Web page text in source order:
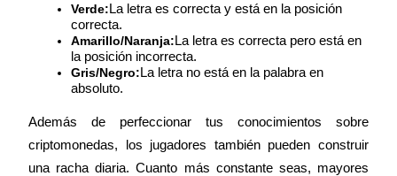
Información
Análisis de big data que incluye información comercial, etc.
Verde:La letra es correcta y está en la posición
correcta.
Amarillo/Naranja:La letra es correcta pero está en
la posición incorrecta.
Gris/Negro:La letra no está en la palabra en
absoluto.
Además de perfeccionar tus conocimientos sobre
criptomonedas, los jugadores también pueden construir
una racha diaria. Cuanto más constante seas, mayores